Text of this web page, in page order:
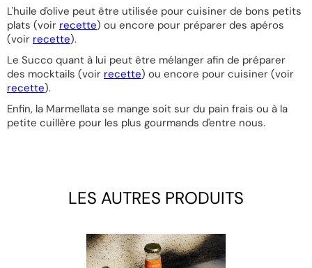
L'huile d'olive peut être utilisée pour cuisiner de bons petits
plats (voir recette) ou encore pour préparer des apéros
(voir recette).
Le Succo quant à lui peut être mélanger afin de préparer
des mocktails (voir recette) ou encore pour cuisiner (voir
recette).
Enfin, la Marmellata se mange soit sur du pain frais ou à la
petite cuillère pour les plus gourmands d'entre nous.
LES AUTRES PRODUITS